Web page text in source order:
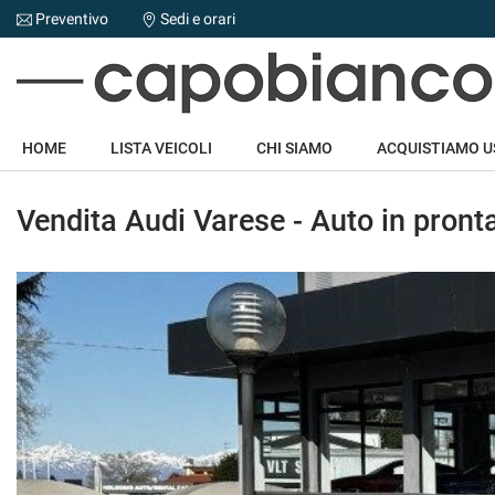
LISTA VEICOLI
CHI SIAMO
ACQUISTIAMO USATO
NOLEGGIO AUTO
ASSISTENZA
DICONO DI NOI
Preventivo Sedi e orari
HOME LISTA VEICOLI CHI SIAMO ACQUISTIAMO
Vendita Audi Varese - Auto in
Le
preferenze
Il
pannello
ti
di
esprimere
le
tue
preferenze
di
consenso
alle
tecnologie
di